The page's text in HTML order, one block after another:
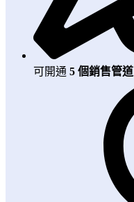
可開通 5 個銷售管道